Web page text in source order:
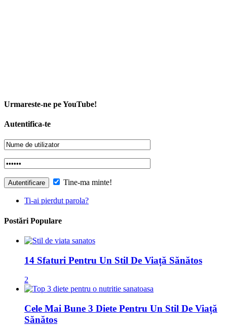
Urmareste-ne pe YouTube!
Autentifica-te
Tine-ma minte!
Ti-ai pierdut parola?
Postări Populare
14 Sfaturi Pentru Un Stil De Viață Sănătos
2
Cele Mai Bune 3 Diete Pentru Un Stil De Viață
Sănătos